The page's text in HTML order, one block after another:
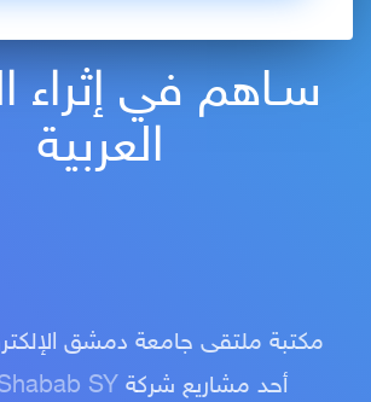
سـاهم في إثراء
العربية
مكتبة ملتقى جامعة دمشق
أحد مشاريع شركة SY